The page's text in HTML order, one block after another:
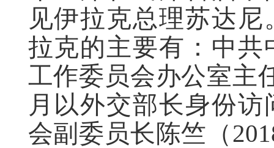
见伊拉克总理苏达
拉克的主要有：中
工作委员会办公室主
月以外交部长身份
会副委员长陈竺（